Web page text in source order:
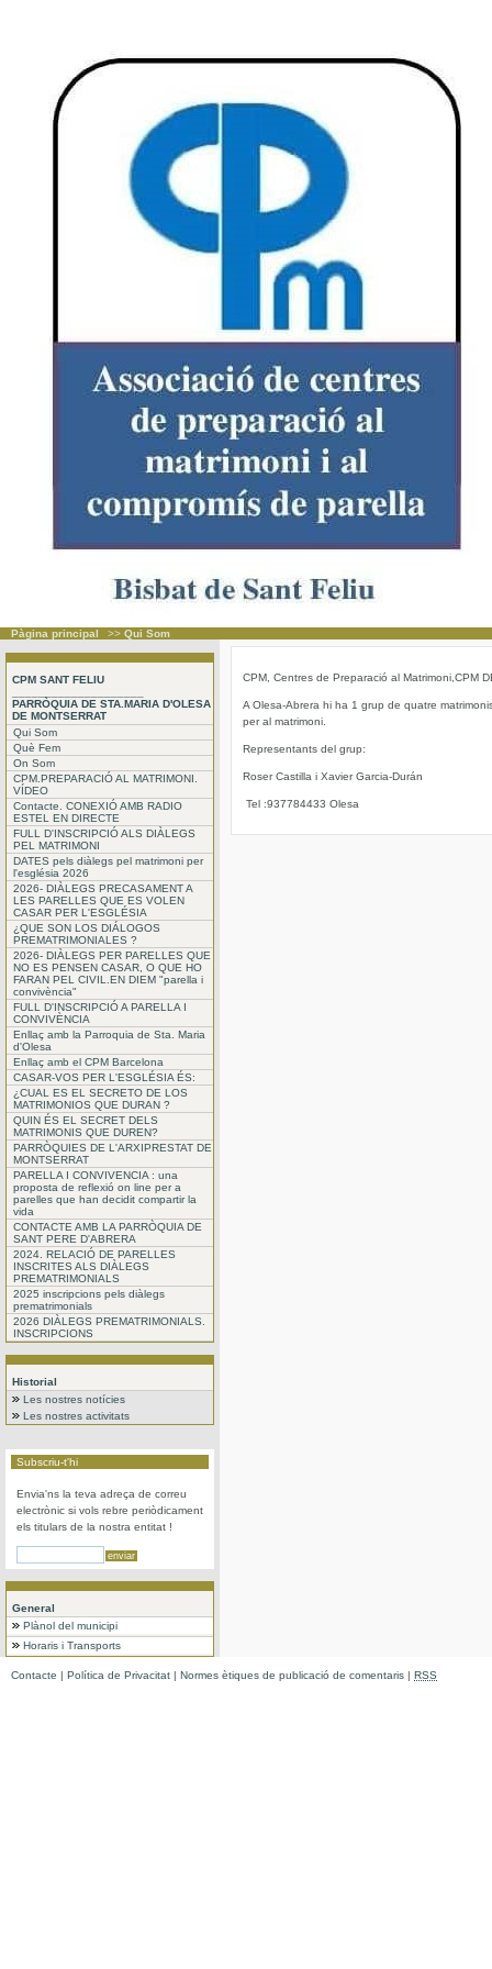
Pàgina principal >> Qui Som
CPM SANT FELIU
PARRÒQUIA DE STA.MARIA D'OLESA
DE MONTSERRAT
Qui Som
Què Fem
On Som
CPM.PREPARACIÓ AL MATRIMONI.
VÍDEO
Contacte. CONEXIÓ AMB RADIO
ESTEL EN DIRECTE
FULL D'INSCRIPCIÓ ALS DIÀLEGS
PEL MATRIMONI
DATES pels diàlegs pel matrimoni per
l'església 2026
2026- DIÀLEGS PRECASAMENT A
LES PARELLES QUE ES VOLEN
CASAR PER L'ESGLÉSIA
¿QUE SON LOS DIÁLOGOS
PREMATRIMONIALES ?
2026- DIÀLEGS PER PARELLES QUE
NO ES PENSEN CASAR, O QUE HO
FARAN PEL CIVIL.EN DIEM "parella i
convivència"
FULL D'INSCRIPCIÓ A PARELLA I
CONVIVÈNCIA
Enllaç amb la Parroquia de Sta. Maria
d'Olesa
Enllaç amb el CPM Barcelona
CASAR-VOS PER L'ESGLÉSIA ÉS:
¿CUAL ES EL SECRETO DE LOS
MATRIMONIOS QUE DURAN ?
QUIN ÉS EL SECRET DELS
MATRIMONIS QUE DUREN?
PARRÒQUIES DE L'ARXIPRESTAT DE
MONTSERRAT
PARELLA I CONVIVENCIA : una
proposta de reflexió on line per a
parelles que han decidit compartir la
vida
CONTACTE AMB LA PARRÒQUIA DE
SANT PERE D'ABRERA
2024. RELACIÓ DE PARELLES
INSCRITES ALS DIÀLEGS
PREMATRIMONIALS
2025 inscripcions pels diàlegs
prematrimonials
2026 DIÀLEGS PREMATRIMONIALS.
INSCRIPCIONS
Historial
Les nostres notícies
Les nostres activitats
Subscriu-t'hi
Envia'ns la teva adreça de correu
electrònic si vols rebre periòdicament
els titulars de la nostra entitat !
General
Plànol del municipi
Horaris i Transports
CPM, Centres de Preparació al Matrimoni,CPM
A Olesa-Abrera hi ha 1 grup de quatre
per al matrimoni.
Representants del grup:
Roser Castilla i Xavier Garcia-Durán
Tel :937784433 Olesa
Contacte | Política de Privacitat | Normes ètiques de publicació de comentaris | RSS